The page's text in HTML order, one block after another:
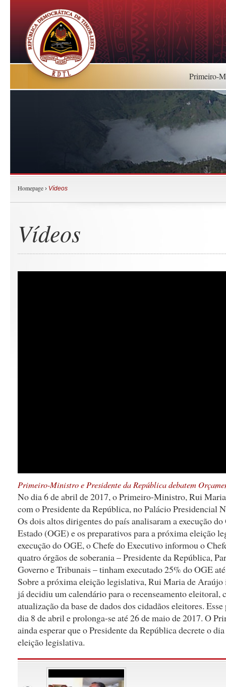
Primeiro-
Homepage › Vídeos
Vídeos
Primeiro-Ministro e Presidente da República debatem
No dia 6 de abril de 2017, o Primeiro-Ministro, Rui
com o Presidente da República, no Palácio Presidencial
Os dois altos dirigentes do país analisaram a execução
Estado (OGE) e os preparativos para a próxima eleição
execução do OGE, o Chefe do Executivo informou o
quatro órgãos de soberania – Presidente da República,
Governo e Tribunais – tinham executado 25% do OGE
Sobre a próxima eleição legislativa, Rui Maria de
já decidiu um calendário para o recenseamento eleitoral,
atualização da base de dados dos cidadãos eleitores.
dia 8 de abril e prolonga-se até 26 de maio de 2017. O
ainda esperar que o Presidente da República decrete o
eleição legislativa.